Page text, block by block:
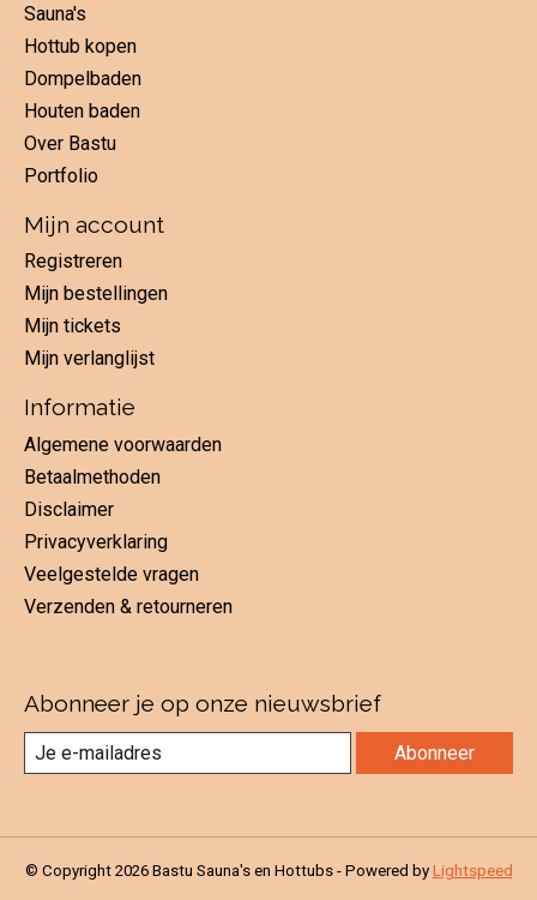
Sauna's
Hottub kopen
Dompelbaden
Houten baden
Over Bastu
Portfolio
Mijn account
Registreren
Mijn bestellingen
Mijn tickets
Mijn verlanglijst
Informatie
Algemene voorwaarden
Betaalmethoden
Disclaimer
Privacyverklaring
Veelgestelde vragen
Verzenden & retourneren
Abonneer je op onze nieuwsbrief
Abonneer
© Copyright 2026 Bastu Sauna's en Hottubs - Powered by Lightspeed